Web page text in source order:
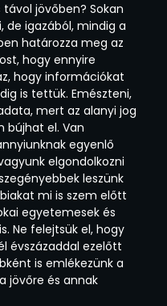
jövőben? Sokan
de igazából, mindig a
határozza meg az
hogy ennyire
hogy információkat
is tettük. Emészteni,
mert az alanyi jog
bújhat el. Van
egyenlő
elgondolkozni
leszünk
mi is szem előtt
egyetemesek és
Ne felejtsük el, hogy
évszázaddal ezelőtt
is emlékezünk a
jövőre és annak